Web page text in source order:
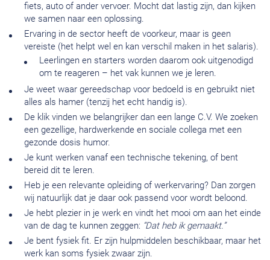
fiets, auto of ander vervoer. Mocht dat lastig zijn, dan kijken
we samen naar een oplossing.
Ervaring in de sector heeft de voorkeur, maar is geen
vereiste (het helpt wel en kan verschil maken in het salaris).
Leerlingen en starters worden daarom ook uitgenodigd
om te reageren – het vak kunnen we je leren.
Je weet waar gereedschap voor bedoeld is en gebruikt niet
alles als hamer (tenzij het echt handig is).
De klik vinden we belangrijker dan een lange C.V. We zoeken
een gezellige, hardwerkende en sociale collega met een
gezonde dosis humor.
Je kunt werken vanaf een technische tekening, of bent
bereid dit te leren.
Heb je een relevante opleiding of werkervaring? Dan zorgen
wij natuurlijk dat je daar ook passend voor wordt beloond.
Je hebt plezier in je werk en vindt het mooi om aan het einde
van de dag te kunnen zeggen: “Dat heb ik gemaakt.”
Je bent fysiek fit. Er zijn hulpmiddelen beschikbaar, maar het
werk kan soms fysiek zwaar zijn.